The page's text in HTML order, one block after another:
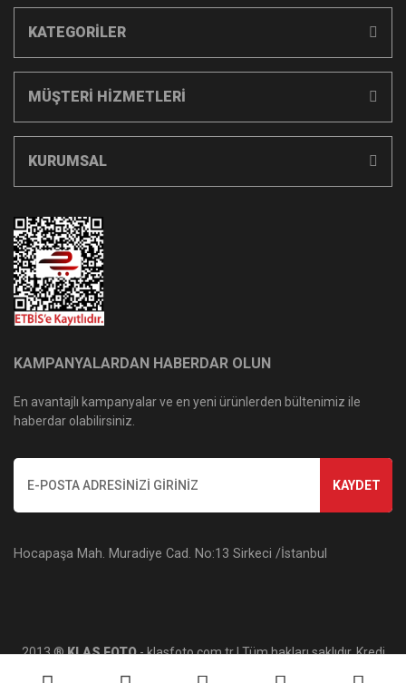
KATEGORİLER
MÜŞTERİ HİZMETLERİ
KURUMSAL
KAMPANYALARDAN HABERDAR OLUN
En avantajlı kampanyalar ve en yeni ürünlerden bültenimiz ile
haberdar olabilirsiniz.
KAYDET
Hocapaşa Mah. Muradiye Cad. No:13 Sirkeci /İstanbul
2013 ®KLAS FOTO- klasfoto.com.tr | Tüm hakları saklıdır. Kredi